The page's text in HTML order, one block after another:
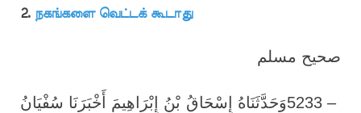
2. நகங்களை வெட்டக் கூடாது
صحيح مسلم
5233 –وَحَدَّثَنَاهُ إِسْحَاقُ بْنُ إِبْرَاهِيمَ أَخْبَرَنَا سُفْيَانُ